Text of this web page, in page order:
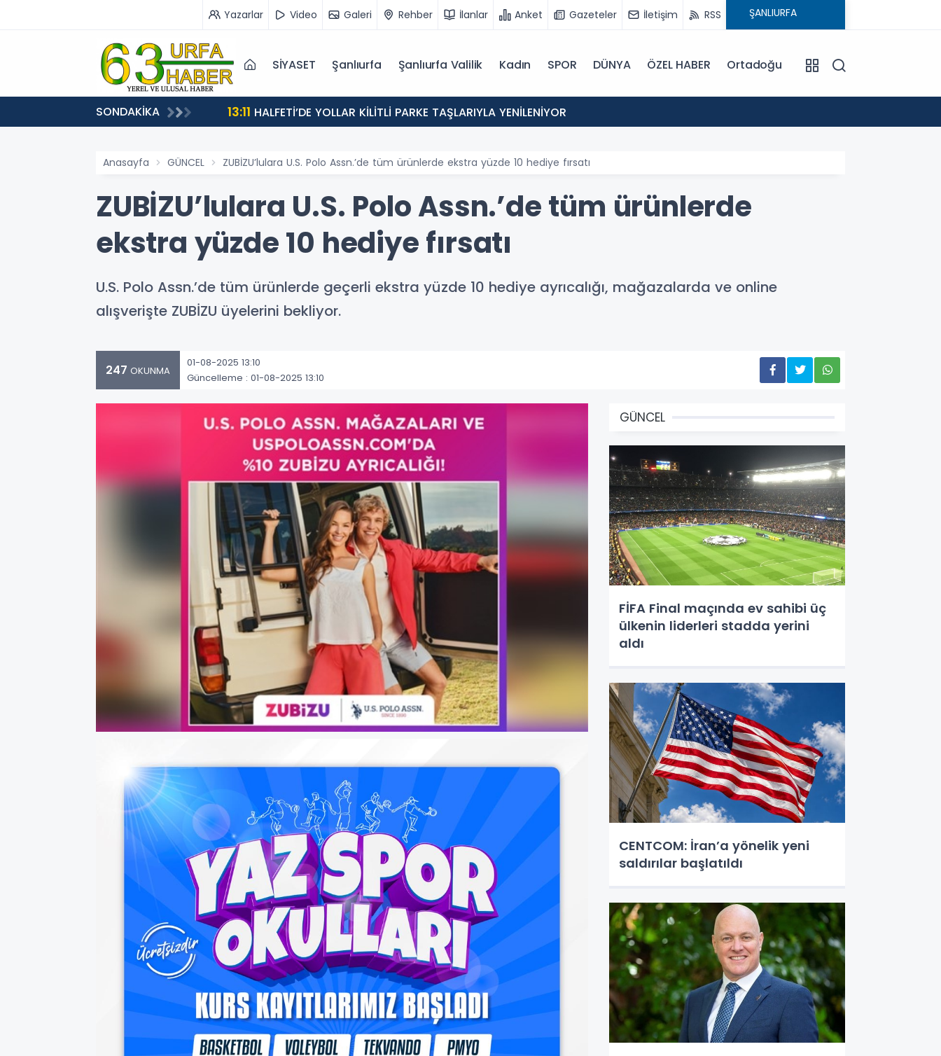
Yazarlar Video Galeri Rehber İlanlar Anket Gazeteler İletişim RSS
SİYASET Şanlıurfa Şanlıurfa Valilik Kadın SPOR DÜNYA ÖZEL HABER Ortadoğu
SONDAKİKA 13:11 HALFETİ’DE YOLLAR KİLİTLİ PARKE TAŞLARIYLA YENİLENİYOR
Anasayfa GÜNCEL ZUBİZU’lulara U.S. Polo Assn.’de tüm ürünlerde ekstra yüzde 10 hediye fırsatı
ZUBİZU’lulara U.S. Polo Assn.’de tüm ürünlerde
ekstra yüzde 10 hediye fırsatı
U.S. Polo Assn.’de tüm ürünlerde geçerli ekstra yüzde 10 hediye ayrıcalığı, mağazalarda ve online
alışverişte ZUBİZU üyelerini bekliyor.
247 OKUNMA
01-08-2025 13:10
Güncelleme : 01-08-2025 13:10
GÜNCEL
FİFA Final maçında ev sahibi üç
ülkenin liderleri stadda yerini
aldı
CENTCOM: İran’a yönelik yeni
saldırılar başlatıldı